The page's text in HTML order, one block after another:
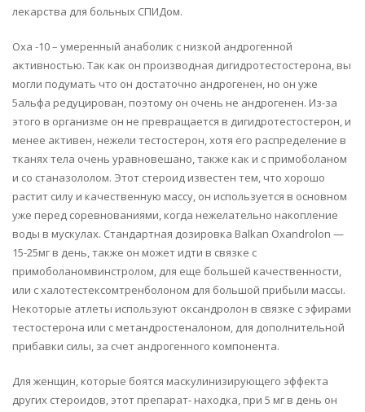
лекарства для больных СПИДом.
Oxa -10 – умеренный анаболик с низкой андрогенной
активностью. Так как он производная дигидротестостерона, вы
могли подумать что он достаточно андрогенен, но он уже
5альфа редуцирован, поэтому он очень не андрогенен. Из-за
этого в организме он не превращается в дигидротестостерон, и
менее активен, нежели тестостерон, хотя его распределение в
тканях тела очень уравновешано, также как и с примоболаном
и со станазололом. Этот стероид известен тем, что хорошо
растит силу и качественную массу, он используется в основном
уже перед соревнованиями, когда нежелательно накопление
воды в мускулах. Стандартная дозировка Balkan Oxandrolon —
15-25мг в день, также он может идти в связке с
примоболаномвинстролом, для еще большей качественности,
или с халотестексомтренболоном для большой прибыли массы.
Некоторые атлеты используют оксандролон в связке с эфирами
тестостерона или с метандростеналоном, для дополнительной
прибавки силы, за счет андрогенного компонента.
Для женщин, которые боятся маскулинизирующего эффекта
других стероидов, этот препарат- находка, при 5 мг в день он